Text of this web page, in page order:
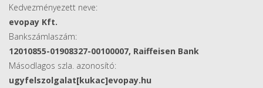
Kedvezményezett neve:
evopay Kft.
Bankszámlaszám:
12010855-01908327-00100007, Raiffeisen Bank
Másodlagos szla. azonosító:
ugyfelszolgalat[kukac]evopay.hu